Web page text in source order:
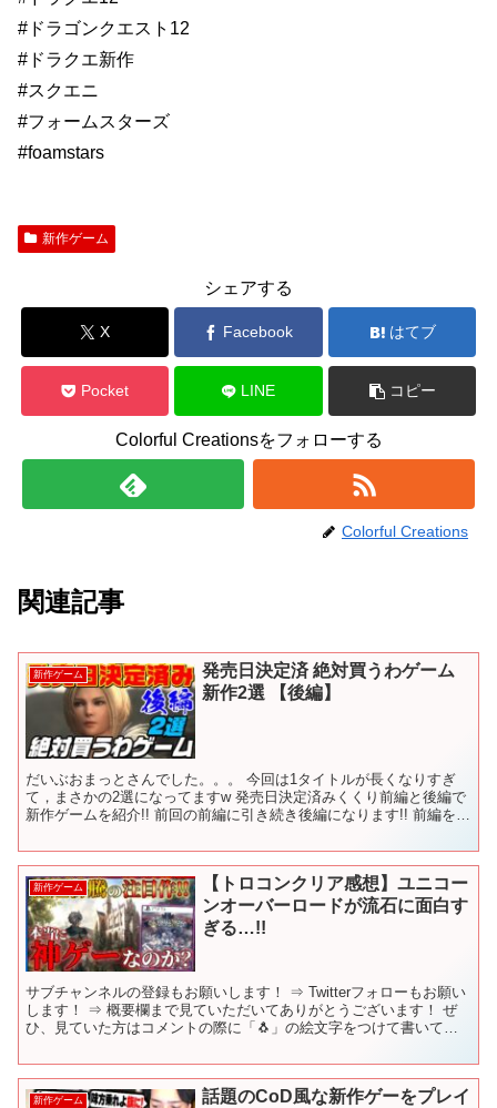
#ドラゴンクエスト12
#ドラクエ新作
#スクエニ
#フォームスターズ
#foamstars
新作ゲーム
シェアする
X Facebook はてブ
Pocket LINE コピー
Colorful Creationsをフォローする
Colorful Creations
関連記事
新作ゲーム
発売日決定済 絶対買うわゲーム
新作2選 【後編】
だいぶおまっとさんでした。。。 今回は1タイトルが長くなりすぎ
て，まさかの2選になってますw 発売日決定済みくくり前編と後編で
新作ゲームを紹介!! 前回の前編に引き続き後編になります!! 前編を観
新作ゲーム
【トロコンクリア感想】ユニコー
ンオーバーロードが流石に面白す
ぎる…!!
サブチャンネルの登録もお願いします！ ⇒ Twitterフォローもお願い
します！ ⇒ 概要欄まで見ていただいてありがとうございます！ ぜ
ひ、見ていた方はコメントの際に「🐧」の絵文字をつけて書いてい
新作ゲーム
話題のCoD風な新作ゲーをプレイ